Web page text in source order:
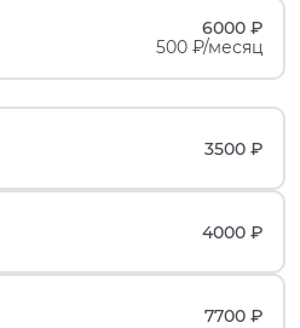
6000 ₽
500 ₽/месяц
3500 ₽
4000 ₽
7700 ₽